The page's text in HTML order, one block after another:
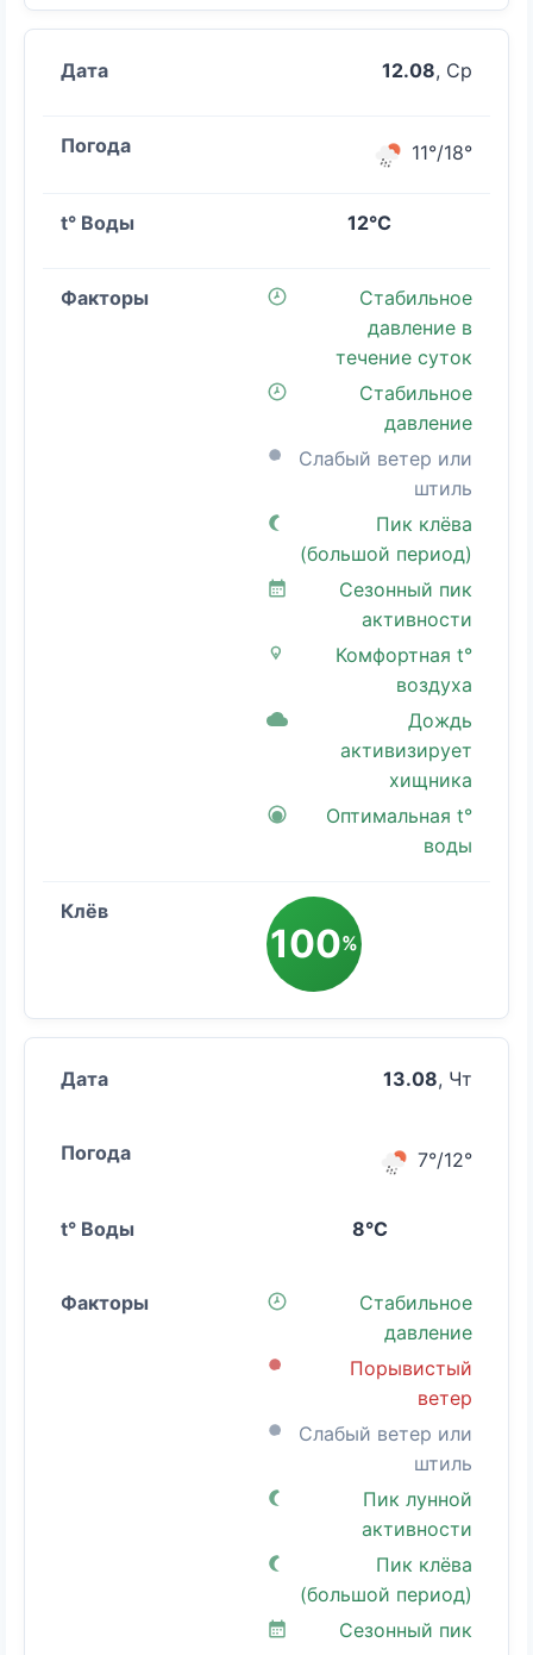
12.08, Ср
11°/18°
12°C
Стабильное
давление в
течение суток
Стабильное
давление
Слабый ветер или
штиль
Пик клёва
(большой период)
Сезонный пик
активности
Комфортная t°
воздуха
Дождь
активизирует
хищника
Оптимальная t°
воды
100%
13.08, Чт
7°/12°
8°C
Стабильное
давление
Порывистый
ветер
Слабый ветер или
штиль
Пик лунной
активности
Пик клёва
(большой период)
Сезонный пик